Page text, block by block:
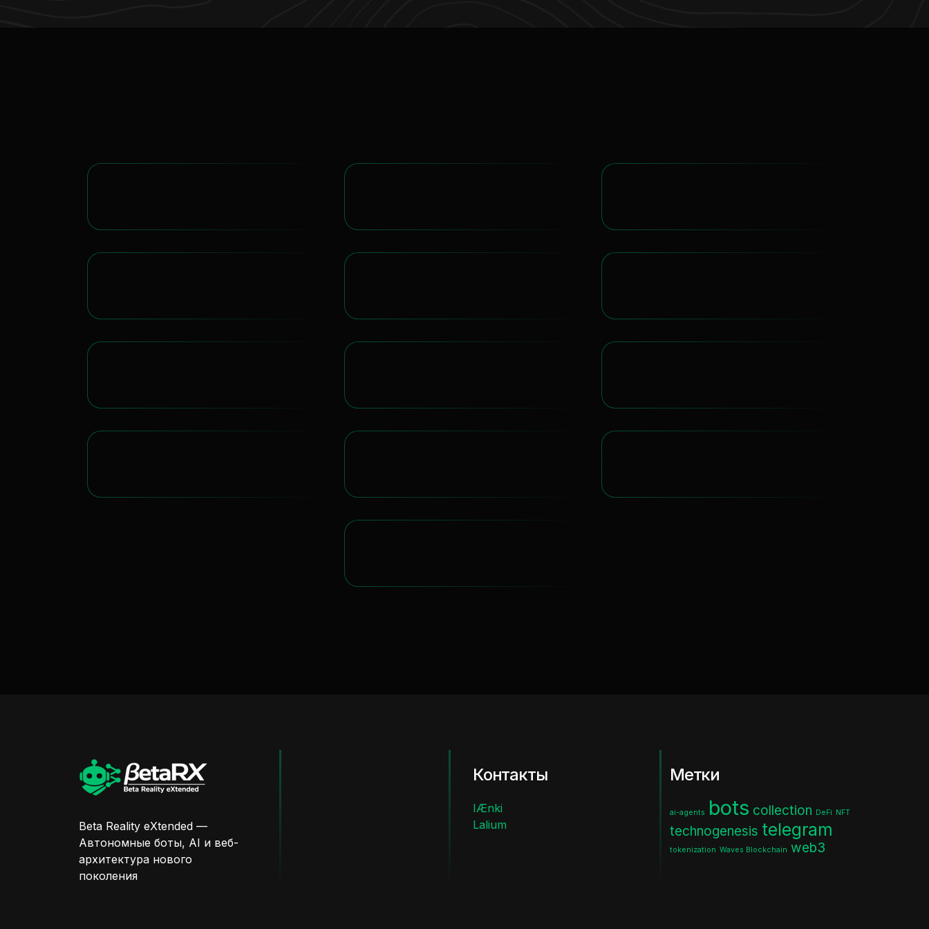
Beta Reality eXtended —
Автономные боты, AI и веб-
архитектура нового
поколения
Контакты
IÆnki
Lalium
Метки
ai-agents bots collection DeFi NFT
technogenesis telegram
tokenization Waves Blockchain web3